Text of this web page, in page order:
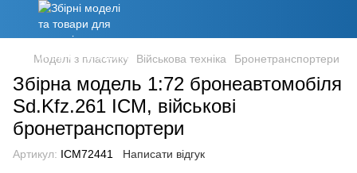
Моделі з пластику Військова техніка Бронетранспортери
Збірна модель 1:72 бронеавтомобіля
Sd.Kfz.261 ICM, військові
бронетранспортери
Артикул: ICM72441 Написати відгук